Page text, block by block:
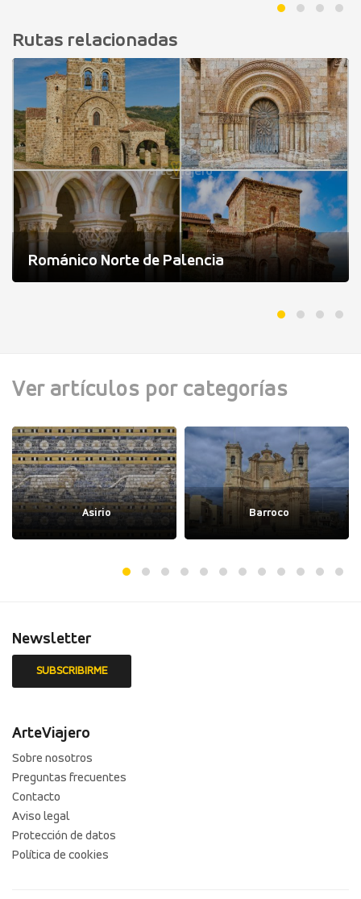
Rutas relacionadas
Románico Norte de Palencia
Ver artículos por categorías
Asirio Barroco
Newsletter
ArteViajero
Sobre nosotros
Preguntas frecuentes
Contacto
Aviso legal
Protección de datos
Política de cookies